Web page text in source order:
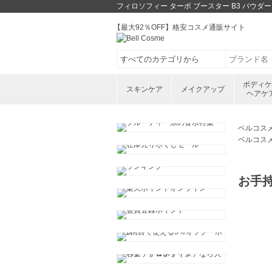
フィロソフィー ターボ ブースター B3 パウダ
【最大92％OFF】格安コスメ通販サイト
スキンケア メイクアップ
ボディ
ヘアケ
ベルコス
ベルコス
お手